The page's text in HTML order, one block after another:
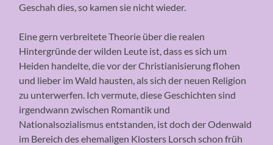
Geschah dies, so kamen sie nicht wieder.
Eine gern verbreitete Theorie über die realen
Hintergründe der wilden Leute ist, dass es sich um
Heiden handelte, die vor der Christianisierung flohen
und lieber im Wald hausten, als sich der neuen Religion
zu unterwerfen. Ich vermute, diese Geschichten sind
irgendwann zwischen Romantik und
Nationalsozialismus entstanden, ist doch der Odenwald
im Bereich des ehemaligen Klosters Lorsch schon früh